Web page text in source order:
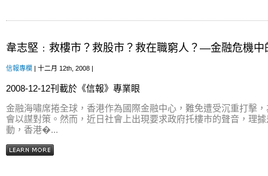
韋志堅﹕救樓市？救股市？救在職窮人？—金融危機中
信報專欄 | 十二月 12th, 2008 |
2008-12-12刊載於《信報》專業眼
金融海嘯席捲全球，香港作為國際金融中心，難免遭受沉重打擊
會以謀對策。然而，近日社會上出現要求政府托樓市的聲音，理
動，香港�...